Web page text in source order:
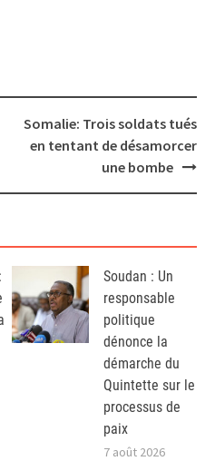
Somalie: Trois soldats tués
en tentant de désamorcer
une bombe
Soudan : Un
responsable
politique
dénonce la
démarche du
Quintette sur le
processus de
paix
7 août 2026